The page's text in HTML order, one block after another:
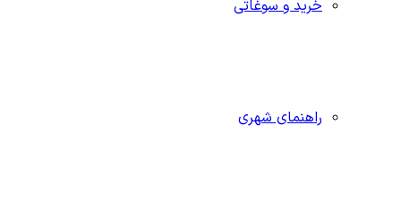
خرید و سوغاتی
راهنمای شهری